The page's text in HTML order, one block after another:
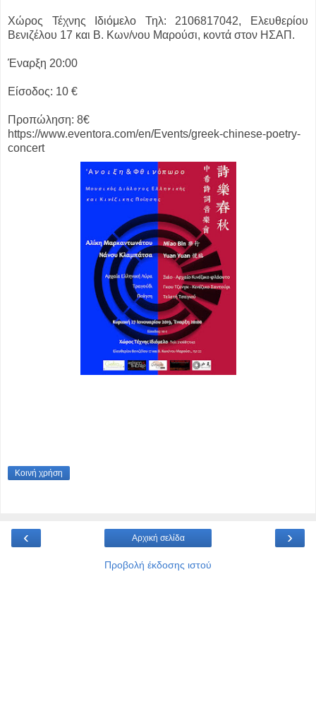
Χώρος Τέχνης Ιδιόμελο Τηλ: 2106817042, Ελευθερίου
Βενιζέλου 17 και Β. Κων/νου Μαρούσι, κοντά στον ΗΣΑΠ.
Έναρξη 20:00
Είσοδος: 10 €
Προπώληση: 8€
https://www.eventora.com/en/Events/greek-chinese-poetry-
concert
Κοινή χρήση
‹ ›
Αρχική σελίδα
Προβολή έκδοσης ιστού